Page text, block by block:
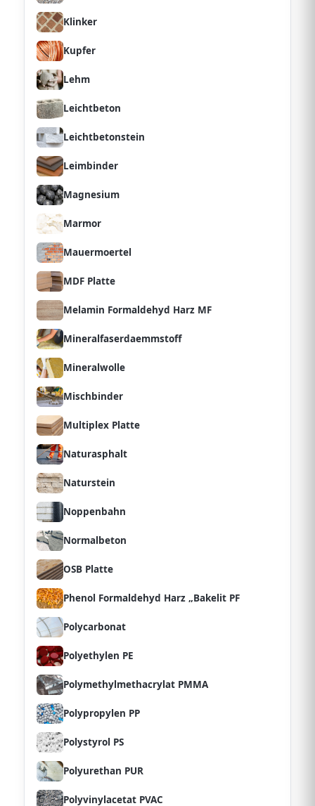
Klinker
Kupfer
Lehm
Leichtbeton
Leichtbetonstein
Leimbinder
Magnesium
Marmor
Mauermoertel
MDF Platte
Melamin Formaldehyd Harz MF
Mineralfaserdaemmstoff
Mineralwolle
Mischbinder
Multiplex Platte
Naturasphalt
Naturstein
Noppenbahn
Normalbeton
OSB Platte
Phenol Formaldehyd Harz „Bakelit PF
Polycarbonat
Polyethylen PE
Polymethylmethacrylat PMMA
Polypropylen PP
Polystyrol PS
Polyurethan PUR
Polyvinylacetat PVAC